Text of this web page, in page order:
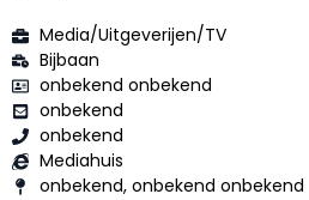
Media/Uitgeverijen/TV
Bijbaan
onbekend onbekend
onbekend
onbekend
Mediahuis
onbekend, onbekend onbekend